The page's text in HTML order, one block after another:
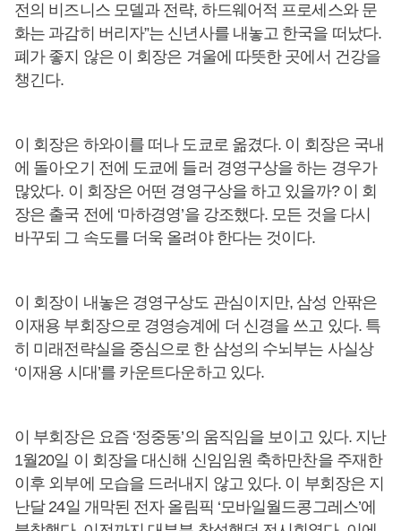
전의 비즈니스 모델과 전략, 하드웨어적 프로세스와 문
화는 과감히 버리자”는 신년사를 내놓고 한국을 떠났다.
폐가 좋지 않은 이 회장은 겨울에 따뜻한 곳에서 건강을
챙긴다.
이 회장은 하와이를 떠나 도쿄로 옮겼다. 이 회장은 국내
에 돌아오기 전에 도쿄에 들러 경영구상을 하는 경우가
많았다. 이 회장은 어떤 경영구상을 하고 있을까? 이 회
장은 출국 전에 ‘마하경영’을 강조했다. 모든 것을 다시
바꾸되 그 속도를 더욱 올려야 한다는 것이다.
이 회장이 내놓은 경영구상도 관심이지만, 삼성 안팎은
이재용 부회장으로 경영승계에 더 신경을 쓰고 있다. 특
히 미래전략실을 중심으로 한 삼성의 수뇌부는 사실상
‘이재용 시대’를 카운트다운하고 있다.
이 부회장은 요즘 ‘정중동’의 움직임을 보이고 있다. 지난
1월20일 이 회장을 대신해 신임임원 축하만찬을 주재한
이후 외부에 모습을 드러내지 않고 있다. 이 부회장은 지
난달 24일 개막된 전자 올림픽 ‘모바일월드콩그레스’에